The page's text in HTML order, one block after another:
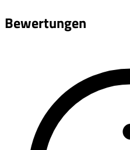
Bewertungen